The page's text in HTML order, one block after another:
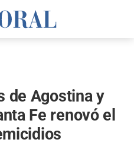
de Agostina y
Fe renovó el